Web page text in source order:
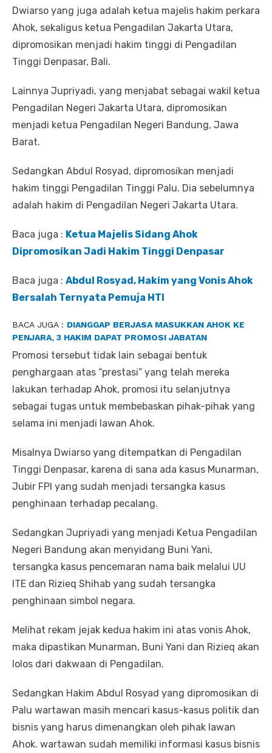
Dwiarso yang juga adalah ketua majelis hakim perkara
Ahok, sekaligus ketua Pengadilan Jakarta Utara,
dipromosikan menjadi hakim tinggi di Pengadilan
Tinggi Denpasar, Bali.
Lainnya Jupriyadi, yang menjabat sebagai wakil ketua
Pengadilan Negeri Jakarta Utara, dipromosikan
menjadi ketua Pengadilan Negeri Bandung, Jawa
Barat.
Sedangkan Abdul Rosyad, dipromosikan menjadi
hakim tinggi Pengadilan Tinggi Palu. Dia sebelumnya
adalah hakim di Pengadilan Negeri Jakarta Utara.
Baca juga : Ketua Majelis Sidang Ahok
Dipromosikan Jadi Hakim Tinggi Denpasar
Baca juga : Abdul Rosyad, Hakim yang Vonis Ahok
Bersalah Ternyata Pemuja HTI
BACA JUGA : DIANGGAP BERJASA MASUKKAN AHOK KE
PENJARA, 3 HAKIM DAPAT PROMOSI JABATAN
Promosi tersebut tidak lain sebagai bentuk
penghargaan atas “prestasi” yang telah mereka
lakukan terhadap Ahok, promosi itu selanjutnya
sebagai tugas untuk membebaskan pihak-pihak yang
selama ini menjadi lawan Ahok.
Misalnya Dwiarso yang ditempatkan di Pengadilan
Tinggi Denpasar, karena di sana ada kasus Munarman,
Jubir FPI yang sudah menjadi tersangka kasus
penghinaan terhadap pecalang.
Sedangkan Jupriyadi yang menjadi Ketua Pengadilan
Negeri Bandung akan menyidang Buni Yani,
tersangka kasus pencemaran nama baik melalui UU
ITE dan Rizieq Shihab yang sudah tersangka
penghinaan simbol negara.
Melihat rekam jejak kedua hakim ini atas vonis Ahok,
maka dipastikan Munarman, Buni Yani dan Rizieq akan
lolos dari dakwaan di Pengadilan.
Sedangkan Hakim Abdul Rosyad yang dipromosikan di
Palu wartawan masih mencari kasus-kasus politik dan
bisnis yang harus dimenangkan oleh pihak lawan
Ahok. wartawan sudah memiliki informasi kasus bisnis